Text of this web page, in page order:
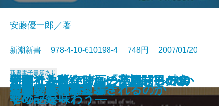
本能の力
新聞社―破綻したビジネスモデル
―
幕末バトル・ロワイヤル
新書で入門 アインシュタイン丸か
じり
お坊さんが困る仏教の話
不動心
新書で入門 ジャズの歴史
ワインと外交
「法令遵守」が日本を滅ぼす
徳川将軍家の演出力
安藤優一郎／著
新潮新書 978-4-10-610198-4 748円 2007/01/20
新書電子書籍あり
使ってみたい映画の英語―男の名
セリフを味わう―
字がうまくなる―「字配り」のす
すめ―
ウェブ人間論
迷いと決断―ソニーと格闘した10
年の記録―
宝石の裏側
人はなぜ簡単に騙されるのか
伊勢発見
会議で事件を起こせ
大奥の奥
環境問題の杞憂